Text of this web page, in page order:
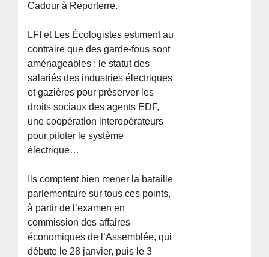
Cadour à Reporterre.
LFI et Les Écologistes estiment au
contraire que des garde-fous sont
aménageables : le statut des
salariés des industries électriques
et gazières pour préserver les
droits sociaux des agents EDF,
une coopération interopérateurs
pour piloter le système
électrique…
Ils comptent bien mener la bataille
parlementaire sur tous ces points,
à partir de l’examen en
commission des affaires
économiques de l’Assemblée, qui
débute le 28 janvier, puis le 3